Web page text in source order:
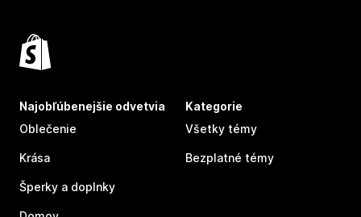
Najobľúbenejšie odvetvia
Oblečenie
Krása
Šperky a doplnky
Kategorie
Všetky témy
Bezplatné témy